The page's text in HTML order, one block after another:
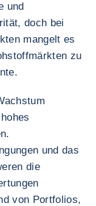
und
doch bei
mangelt es
zu
und das
die
von Portfolios,